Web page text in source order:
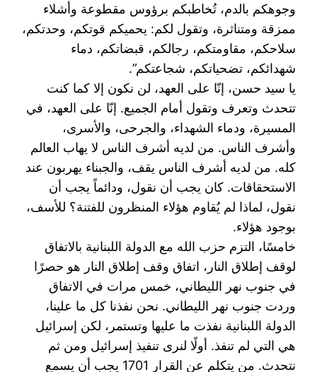
وجوهكم بالدم، ‏تُخاطبكم برؤوس مقطوعة وأشلاء
ممزقة ومتناثرة، وتقول لكم: يحميكم قوتكم، وحدتكم،
سلاحكم، مقاومتكم، ‏رجالكم، قبضاتكم، دماء
شهدائكم، تضحياتكم، شجاعتكم”.‏
يا سيد حسن، إنّا على العهد، لن نكون إلا كما كنت
تتحدث وتعرف وتقول أمام الجميع. إنّا على العهد، في
‏المسيرة، ودماء الشهداء، والجرحى، والأسرى،
وأشرف الناس. من لديه أشرف الناس لا يهاب العالم
كله. من ‏لديه أشرف الناس يقف، والجبناء يهربون عند
الاستحقاقات. كان يجب أن نقول، ودائماً يجب أن
نقول، لماذا ‏لم يُقاوم هؤلاء المنظرون للفتنة؟ للأسف،
بوجود هؤلاء.‏
خامسًا، التزم حزب الله مع الدولة اللبنانية بالاتفاق
لوقف إطلاق النار، اتفاق وقف إطلاق النار هو حصرًا
في ‏جنوب نهر الليطاني، خمس مرات في الاتفاق
وردت جنوب نهر الليطاني. نحن نفذنا كل ما علينا،
الدولة ‏اللبنانية نفذت ما عليها وتستمر، لكن إسرائيل
هي التي لم تنفذ. أولًا لنرى تنفيذ إسرائيل ومن ثم
نتحدث. من ‏يتكلم عن القرار 1701 يجب أن يسمع